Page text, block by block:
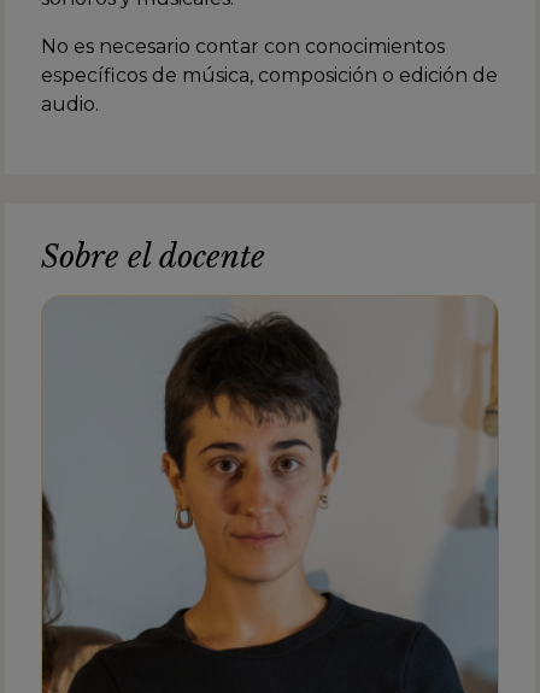
No es necesario contar con conocimientos
específicos de música, composición o edición de
audio.
Sobre el docente